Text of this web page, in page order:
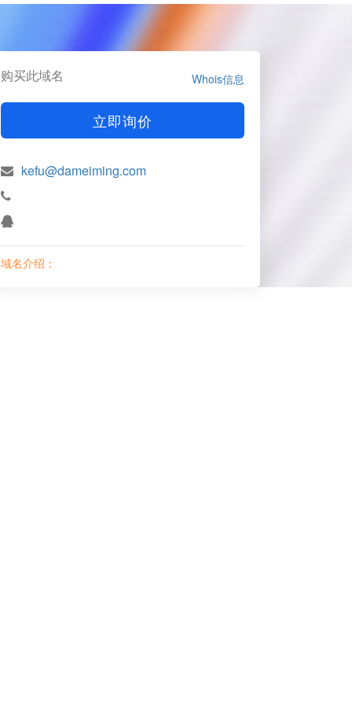
购买此域名 Whois信息
立即询价
kefu@dameiming.com
域名介绍：